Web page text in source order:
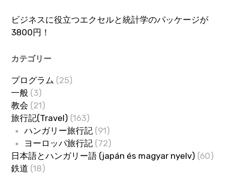
ビジネスに役立つエクセルと統計学のパッケージが
3800円！
カテゴリー
プログラム (25)
一般 (3)
教会 (21)
旅行記(Travel) (163)
ハンガリー旅行記(91)
ヨーロッパ旅行記(72)
日本語とハンガリー語 (japán és magyar nyelv) (60)
鉄道 (18)